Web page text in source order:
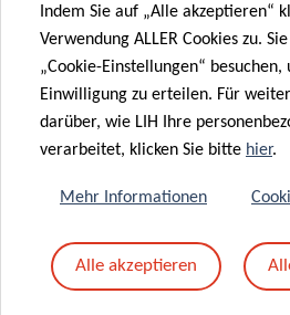
unbefugten Zugriffs, des Verlusts,
Verwendung, der Offenlegung, der
Zerstörung zu schützen. Ihre
vertraulich behandelt. Sie werden
pseudonymisiert, das heißt, Ihr
können Sie nicht direkt
nur für die Verarbeitung Ihrer
Zwecken verwendet. Ihre Identität
Indem Sie auf „Alle akzeptieren“
Verwendung ALLER Cookies zu.
„Cookie-Einstellungen“
Einwilligung zu erteilen. Für
darüber, wie LIH Ihre
verarbeitet, klicken Sie bitte hier.
Mehr Informationen
Alle akzeptieren